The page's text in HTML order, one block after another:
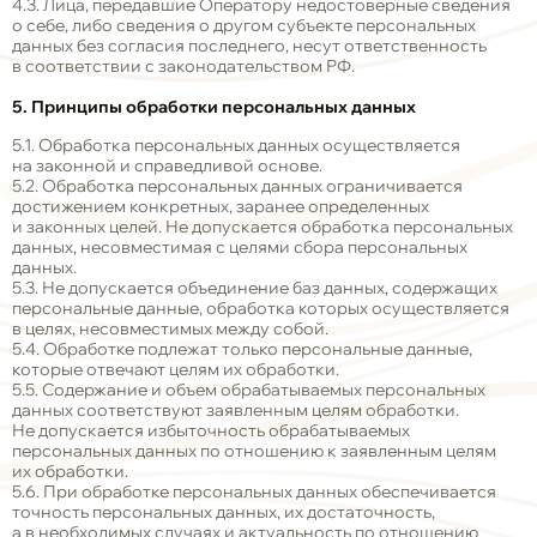
4.3. Лица, передавшие Оператору недостоверные сведения
о себе, либо сведения о другом субъекте персональных
данных без согласия последнего, несут ответственность
в соответствии с законодательством РФ.
5. Принципы обработки персональных данных
5.1. Обработка персональных данных осуществляется
на законной и справедливой основе.
5.2. Обработка персональных данных ограничивается
достижением конкретных, заранее определенных
и законных целей. Не допускается обработка персональных
данных, несовместимая с целями сбора персональных
данных.
5.3. Не допускается объединение баз данных, содержащих
персональные данные, обработка которых осуществляется
в целях, несовместимых между собой.
5.4. Обработке подлежат только персональные данные,
которые отвечают целям их обработки.
5.5. Содержание и объем обрабатываемых персональных
данных соответствуют заявленным целям обработки.
Не допускается избыточность обрабатываемых
персональных данных по отношению к заявленным целям
их обработки.
5.6. При обработке персональных данных обеспечивается
точность персональных данных, их достаточность,
а в необходимых случаях и актуальность по отношению